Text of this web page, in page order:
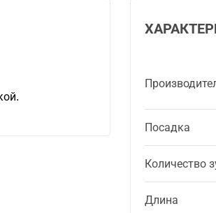
Посадка
Количество
Длина